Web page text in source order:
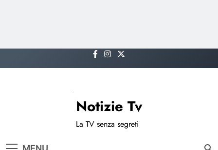
to
Notizie Tv
La TV senza segreti